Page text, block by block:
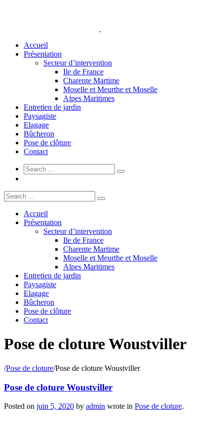
Accueil
Présentation
Secteur d’intervention
Ile de France
Charente Martime
Moselle et Meurthe et Moselle
Alpes Maritimes
Entretien de jardin
Paysagiste
Elagage
Bûcheron
Pose de clôture
Contact
Accueil
Présentation
Secteur d’intervention
Ile de France
Charente Martime
Moselle et Meurthe et Moselle
Alpes Maritimes
Entretien de jardin
Paysagiste
Elagage
Bûcheron
Pose de clôture
Contact
Pose de cloture Woustviller
/Pose de cloture/Pose de cloture Woustviller
Pose de cloture Woustviller
Posted on juin 5, 2020 by admin wrote in Pose de cloture.